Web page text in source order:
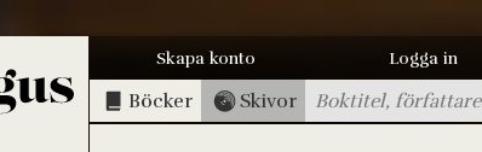
Skapa konto Logga in
Böcker Skivor